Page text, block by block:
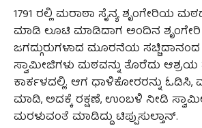
1791 ರಲ್ಲಿ ಮರಾಠಾ ಸೈನ್ಯ ಶೃಂಗೇರಿಯ
ಮಾಡಿ ಲೂಟಿ ಮಾಡಿದಾಗ ಅಂದಿನ
ಜಗದ್ಗುರುಗಳಾದ ಮೂರನೆಯ ಸಚ್ಚಿದಾನಂದ
ಸ್ವಾಮೀಜಿಗಳು ಮಠವನ್ನು ತೊರೆದು ಆಶ್ರಯ
ಕಾರ್ಕಳದಲ್ಲಿ. ಆಗ‌ ಧಾಳಿಕೋರರನ್ನು ಓಡಿಸಿ,
ಮಾಡಿ, ಅದಕ್ಕೆ ರಕ್ಷಣೆ, ಉಂಬಳಿ ನೀಡಿ
ಮರಳುವಂತೆ ಮಾಡಿದ್ದು ಟಿಪ್ಪುಸುಲ್ತಾನ್.